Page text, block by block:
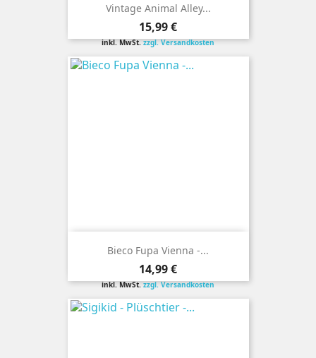
Vintage Animal Alley...
Preis
15,99 €
inkl. MwSt.zzgl. Versandkosten
Bieco Fupa Vienna -...
Preis
14,99 €
inkl. MwSt.zzgl. Versandkosten